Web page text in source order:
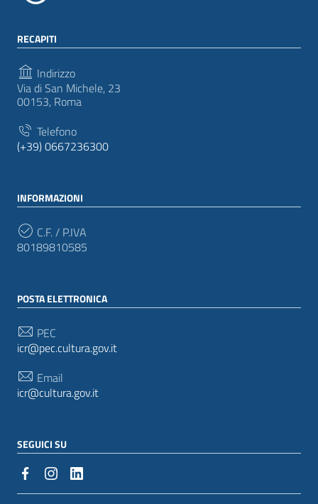
RECAPITI
Indirizzo
Via di San Michele, 23
00153, Roma
Telefono
(+39) 0667236300
INFORMAZIONI
C.F. / P.IVA
80189810585
POSTA ELETTRONICA
PEC
icr@pec.cultura.gov.it
Email
icr@cultura.gov.it
SEGUICI SU